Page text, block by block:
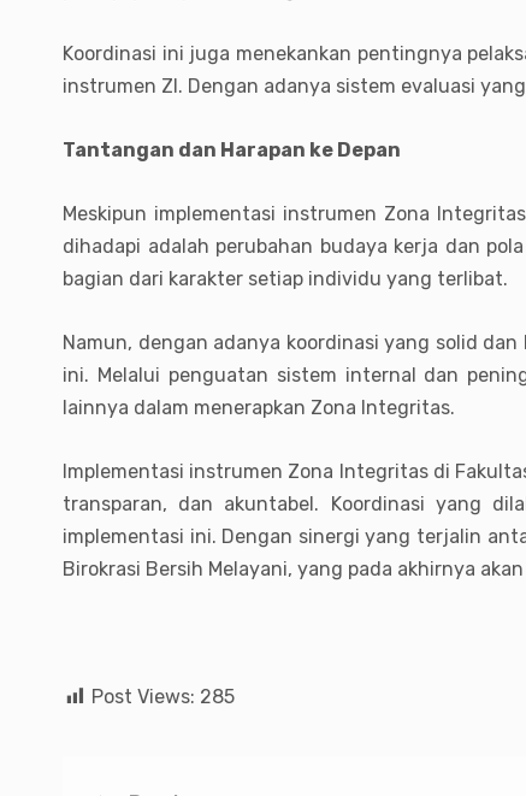
Koordinasi ini juga menekankan pentingnya
instrumen ZI. Dengan adanya sistem evaluasi
Tantangan dan Harapan ke Depan
Meskipun implementasi instrumen Zona
dihadapi adalah perubahan budaya kerja dan
bagian dari karakter setiap individu yang terlibat.
Namun, dengan adanya koordinasi yang solid
ini. Melalui penguatan sistem internal dan
lainnya dalam menerapkan Zona Integritas.
Implementasi instrumen Zona Integritas di
transparan, dan akuntabel. Koordinasi yang
implementasi ini. Dengan sinergi yang terjalin
Birokrasi Bersih Melayani, yang pada akhirnya
Post Views: 285